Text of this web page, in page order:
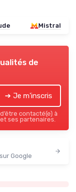
Mistral
de
➔ Je m'inscris
contacté(e) à
ses partenaires.
Google